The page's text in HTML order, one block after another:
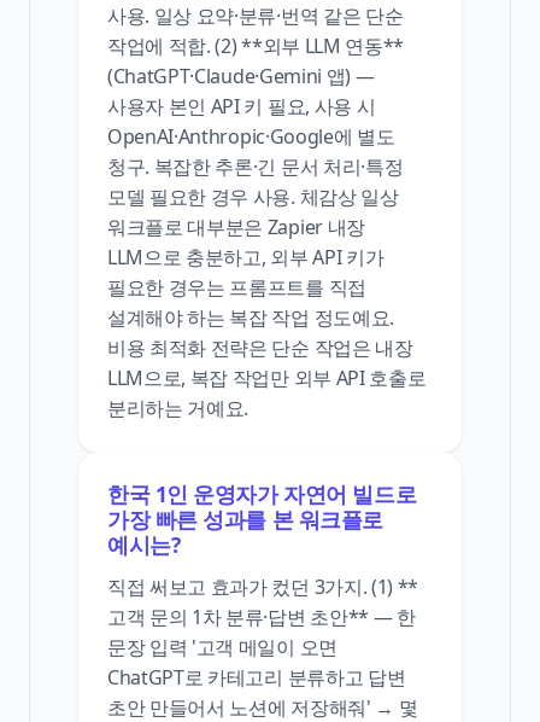
사용. 일상 요약·분류·번역 같은 단순
작업에 적합. (2) **외부 LLM 연동**
(ChatGPT·Claude·Gemini 앱) —
사용자 본인 API 키 필요, 사용 시
OpenAI·Anthropic·Google에 별도
청구. 복잡한 추론·긴 문서 처리·특정
모델 필요한 경우 사용. 체감상 일상
워크플로 대부분은 Zapier 내장
LLM으로 충분하고, 외부 API 키가
필요한 경우는 프롬프트를 직접
설계해야 하는 복잡 작업 정도예요.
비용 최적화 전략은 단순 작업은 내장
LLM으로, 복잡 작업만 외부 API 호출로
분리하는 거예요.
한국 1인 운영자가 자연어 빌드로
가장 빠른 성과를 본 워크플로
예시는?
직접 써보고 효과가 컸던 3가지. (1) **
고객 문의 1차 분류·답변 초안** — 한
문장 입력 '고객 메일이 오면
ChatGPT로 카테고리 분류하고 답변
초안 만들어서 노션에 저장해줘' → 몇